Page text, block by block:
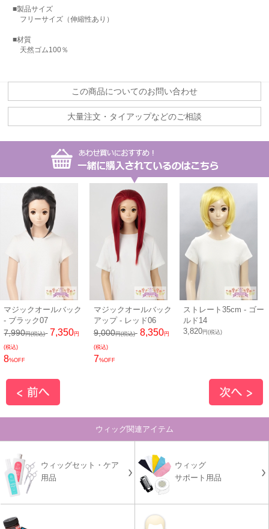
■製品サイズ
フリーサイズ（伸縮性あり）
■材質
天然ゴム100％
この商品についてのお問い合わせ
大量注文・タイアップなどのご相談
マジックオールバック
- ブラック07
7,990円(税込) 7,350円
(税込)
8%OFF
マジックオールバック
アップ - レッド06
9,000円(税込) 8,350円
(税込)
7%OFF
ストレート35cm - ゴー
ルド14
3,820円(税込)
ウィッグ関連アイテム
ウィッグセット・ケア
用品
ウィッグ
サポート用品